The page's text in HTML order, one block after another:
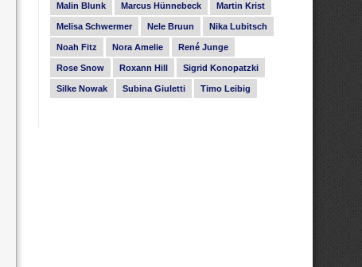
Malin Blunk Marcus Hünnebeck Martin Krist
Melisa Schwermer Nele Bruun Nika Lubitsch
Noah Fitz Nora Amelie René Junge
Rose Snow Roxann Hill Sigrid Konopatzki
Silke Nowak Subina Giuletti Timo Leibig